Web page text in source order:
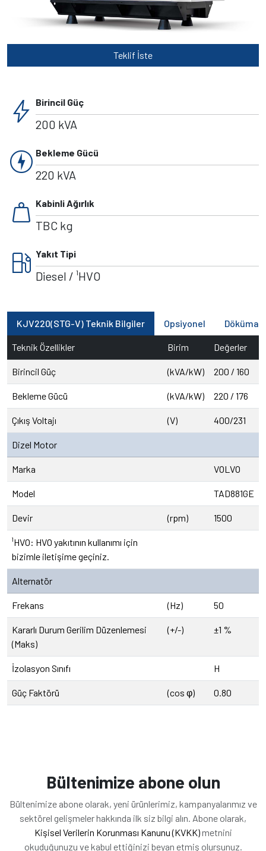
Teklif İste
bolt Birincil Güç
200 kVA
charger Bekleme Gücü
220 kVA
weight Kabinli Ağırlık
TBC kg
local_gas_station Yakıt Tipi
Diesel / ¹HVO
KJV220(STG-V) Teknik Bilgiler Opsiyonel
Teknik Özellikler Birim Değerler
Birincil Güç (kVA/kW) 200 / 160
Bekleme Gücü (kVA/kW) 220 / 176
Çıkış Voltajı (V) 400/231
Dizel Motor
Marka VOLVO
Model TAD881GE
Devir (rpm) 1500
¹HVO: HVO yakıtının kullanımı için
bizimle iletişime geçiniz.
Alternatör
Frekans (Hz) 50
Kararlı Durum Gerilim Düzenlemesi
(Maks)
(+/-) ±1 %
İzolasyon Sınıfı H
Güç Faktörü (cos φ) 0.80
Bültenimize abone olun
Bültenimize abone olarak, yeni ürünlerimiz, kampanyalarımız ve
sektörel gelişmeler hakkında ilk siz bilgi alın. Abone olarak,
Kişisel Verilerin Korunması Kanunu (KVKK)metnini
okuduğunuzu ve kabul ettiğinizi beyan etmiş olursunuz.